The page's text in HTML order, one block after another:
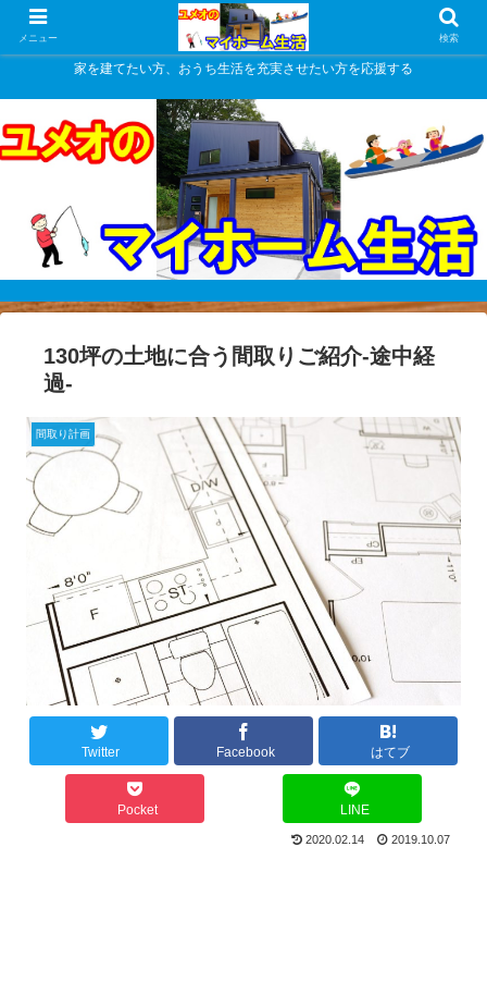
家を建てたい方、おうち生活を充実させたい方を応援する
130坪の土地に合う間取りご紹介-途中経
過-
間取り計画
Twitter Facebook はてブ
Pocket LINE
2020.02.14 2019.10.07
メニュー 検索